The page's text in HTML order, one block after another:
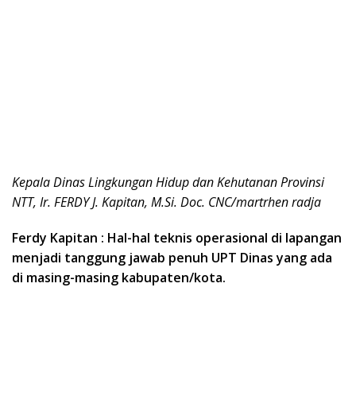
Kepala Dinas Lingkungan Hidup dan Kehutanan Provinsi
NTT, Ir. FERDY J. Kapitan, M.Si. Doc. CNC/martrhen radja
Ferdy Kapitan : Hal-hal teknis operasional di lapangan
menjadi tanggung jawab penuh UPT Dinas yang ada
di masing-masing kabupaten/kota.